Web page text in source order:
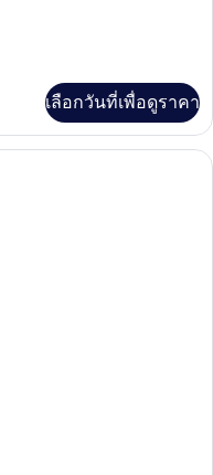
เลือกวันที่เพื่อดูราคา